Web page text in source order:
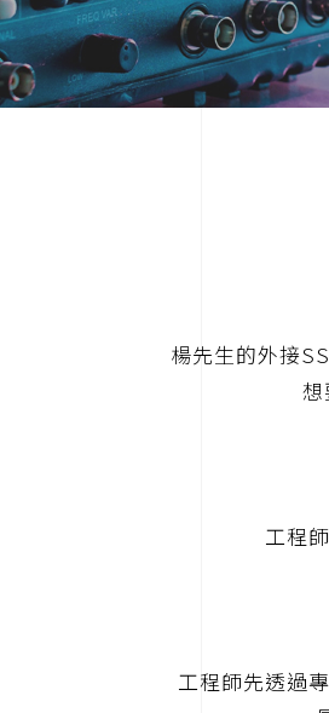
楊先生的外接
工程
工程師先透過